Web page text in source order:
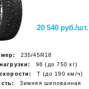
20 540 руб./шт.
235/45R18
98 (до 750 кг)
T (до 190 км/ч)
Зимняя шипованная